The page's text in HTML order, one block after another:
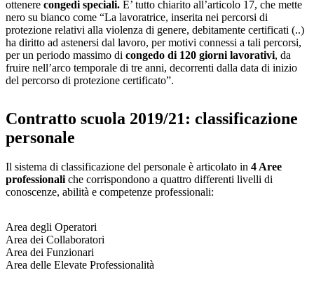
ottenere congedi speciali. E’ tutto chiarito all’articolo 17, che mette
nero su bianco come “La lavoratrice, inserita nei percorsi di
protezione relativi alla violenza di genere, debitamente certificati (..)
ha diritto ad astenersi dal lavoro, per motivi connessi a tali percorsi,
per un periodo massimo di congedo di 120 giorni lavorativi, da
fruire nell’arco temporale di tre anni, decorrenti dalla data di inizio
del percorso di protezione certificato”.
Contratto scuola 2019/21: classificazione
personale
Il sistema di classificazione del personale è articolato in 4 Aree
professionaliche corrispondono a quattro differenti livelli di
conoscenze, abilità e competenze professionali:
Area degli Operatori
Area dei Collaboratori
Area dei Funzionari
Area delle Elevate Professionalità